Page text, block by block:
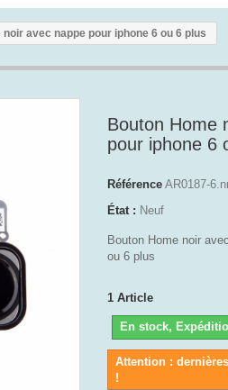
noir avec nappe pour iphone 6 ou 6 plus
Bouton Home
pour iphone 6
Référence AR0187-
État : Neuf
Bouton Home noir
ou 6 plus
1 Article
En stock,
Attention :
!